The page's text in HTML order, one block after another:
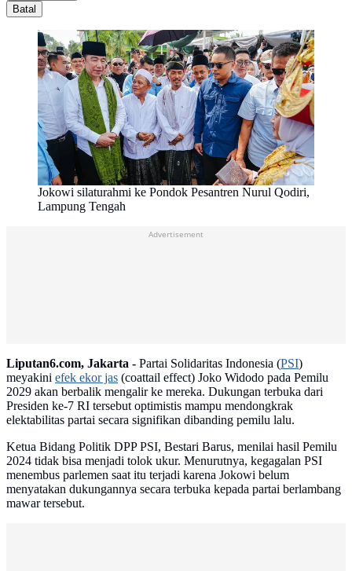
Batal
Jokowi silaturahmi ke Pondok Pesantren Nurul Qodiri,
Lampung Tengah
Advertisement
Liputan6.com, Jakarta - Partai Solidaritas Indonesia (PSI)
meyakini efek ekor jas (coattail effect) Joko Widodo pada Pemilu
2029 akan berbalik mengalir ke mereka. Dukungan terbuka dari
Presiden ke-7 RI tersebut optimistis mampu mendongkrak
elektabilitas partai secara signifikan dibanding pemilu lalu.
Ketua Bidang Politik DPP PSI, Bestari Barus, menilai hasil Pemilu
2024 tidak bisa menjadi tolok ukur. Menurutnya, kegagalan PSI
menembus parlemen saat itu terjadi karena Jokowi belum
menyatakan dukungannya secara terbuka kepada partai berlambang
mawar tersebut.